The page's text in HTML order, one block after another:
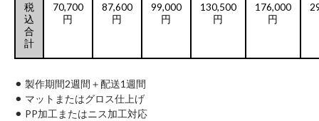
税
込
合
計
70,700
円
87,600
円
99,000
円
130,500
円
176,000
円
⚫︎ 製作期間2週間＋配送1週間
⚫︎ マットまたはグロス仕上げ
⚫︎ PP加工またはニス加工対応